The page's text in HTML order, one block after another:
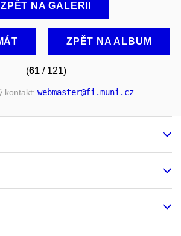
ZPĚT NA GALERII
ZPĚT NA ALBUM
(61/ 121)
kontakt: webmaster@fi.muni.cz